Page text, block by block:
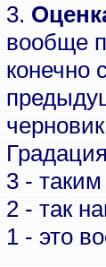
3.
вообще
конечно
3 -
2 - так
1 - это